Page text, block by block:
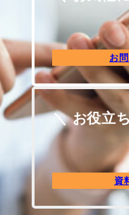
お
＼ お役立
資